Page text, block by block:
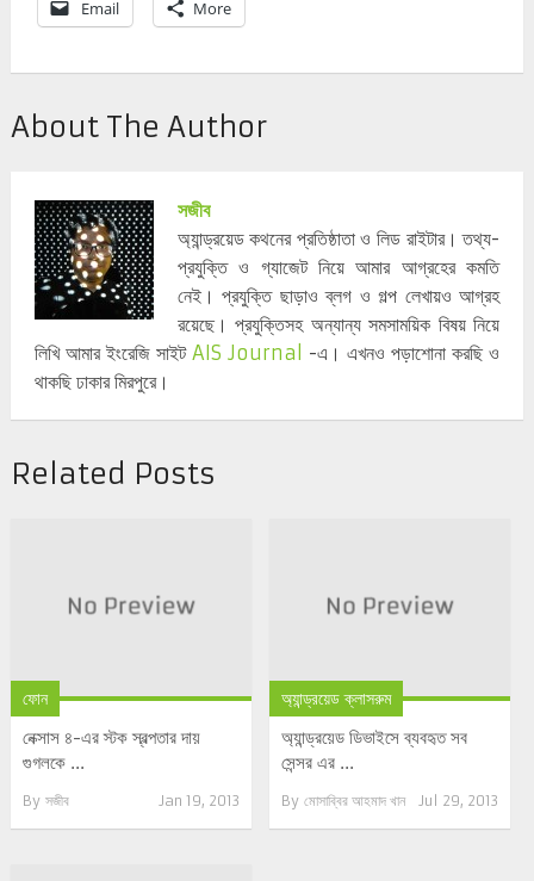
Email More
About The Author
সজীব
অ্যান্ড্রয়েড কথনের প্রতিষ্ঠাতা ও লিড রাইটার। তথ্য-
প্রযুক্তি ও গ্যাজেট নিয়ে আমার আগ্রহের কমতি
নেই। প্রযুক্তি ছাড়াও ব্লগ ও গল্প লেখায়ও আগ্রহ
রয়েছে। প্রযুক্তিসহ অন্যান্য সমসাময়িক বিষয় নিয়ে
লিখি আমার ইংরেজি সাইট AIS Journal -এ। এখনও পড়াশোনা করছি ও
থাকছি ঢাকার মিরপুরে।
Related Posts
ফোন
নেক্সাস ৪-এর স্টক স্বল্পতার দায়
গুগলকে ...
By সজীব Jan 19, 2013
অ্যান্ড্রয়েড ক্লাসরুম
অ্যান্ড্রয়েড ডিভাইসে ব্যবহৃত সব
সেন্সর এর ...
By মোসাব্বির আহমাদ খান Jul 29, 2013